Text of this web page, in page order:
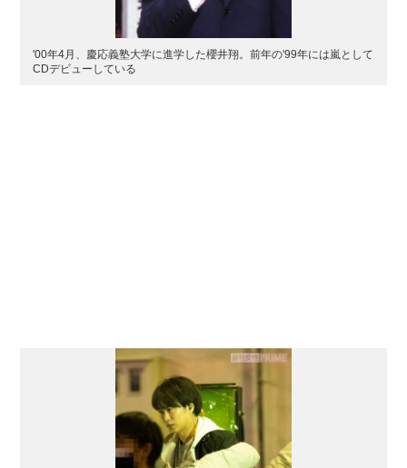
'00年4月、慶応義塾大学に進学した櫻井翔。前年の'99年には嵐として
CDデビューしている